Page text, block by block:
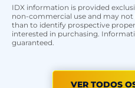
IDX information is provided
non-commercial use and may
than to identify prospective
interested in purchasing.
guaranteed.
VER TODOS